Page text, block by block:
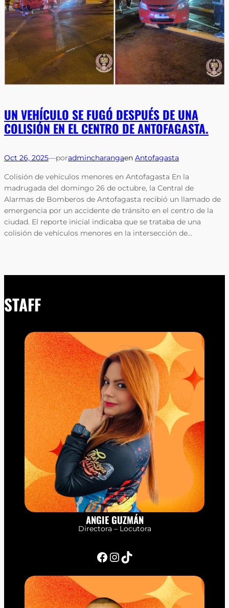
UN VEHÍCULO SE FUGÓ DESPUÉS DE UNA
COLISIÓN EN EL CENTRO DE ANTOFAGASTA.
Oct 26, 2025—poradmincharangaen Antofagasta
Colisión de vehículos menores en Antofagasta En la
madrugada del domingo 26 de octubre, la Central de
Alarmas de Bomberos de Antofagasta recibió un llamado de
emergencia por un accidente de tránsito en el centro de la
ciudad. El reporte inicial indicaba que se trataba de una
colisión de vehículos menores en la intersección de…
STAFF
ANGIE GUZMÁN
Directora – Locutora
Facebook InstagramTikTok